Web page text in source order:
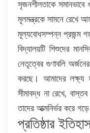
সৃজনশীলতাকে
মূলমন্ত্রকে সামনে রেখে
মূল্যবোধসম্পন্ন প্রজন্ম
বিদ্যালয়টি শিশুদের
নেতৃত্বের গুণাবলি
করছে। আমাদের লক্ষ্য
সীমাবদ্ধ না রেখে,
তাদের আত্মনির্ভর করে
প্রতিষ্ঠার